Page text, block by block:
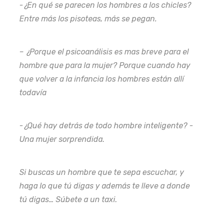
-¿En qué se parecen los hombres a los chicles?
Entre más los pisoteas, más se pegan.
– ¿Porque el psicoanálisis es mas breve para el
hombre que para la mujer? Porque cuando hay
que volver a la infancia los hombres están allí
todavía
-¿Qué hay detrás de todo hombre inteligente? -
Una mujer sorprendida.
Si buscas un hombre que te sepa escuchar, y
haga lo que tú digas y además te lleve a donde
tú digas… Súbete a un taxi.